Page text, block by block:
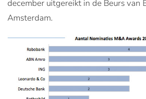
december uitgereikt in de Beurs van
Amsterdam.